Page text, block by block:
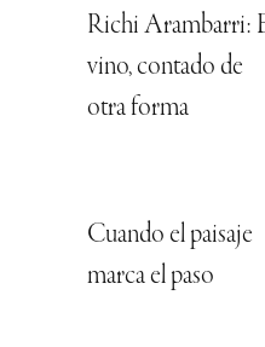
Richi Arambarri:
vino, contado de
otra forma
Cuando el paisaje
marca el paso